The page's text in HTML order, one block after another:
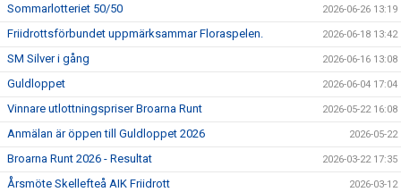
Sommarlotteriet 50/50 2026-06-26 13:19
Friidrottsförbundet uppmärksammar Floraspelen. 2026-06-18 13:42
SM Silver i gång 2026-06-16 13:08
Guldloppet 2026-06-04 17:04
Vinnare utlottningspriser Broarna Runt 2026-05-22 16:08
Anmälan är öppen till Guldloppet 2026 2026-05-22
Broarna Runt 2026 - Resultat 2026-03-22 17:35
Årsmöte Skellefteå AIK Friidrott 2026-03-12